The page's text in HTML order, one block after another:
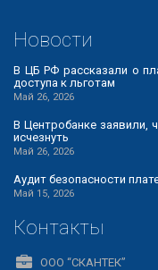
Новости
В ЦБ РФ рассказали о
доступа к льготам
Май 26, 2026
В Центробанке заявили,
исчезнуть
Май 26, 2026
Аудит безопасности
Май 15, 2026
Контакты
ООО “СКАНТЕК”